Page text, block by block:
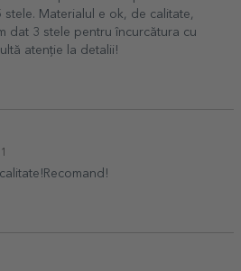
Materialul e ok, de calitate,
dat 3 stele pentru încurcătura cu
atenție la detalii!